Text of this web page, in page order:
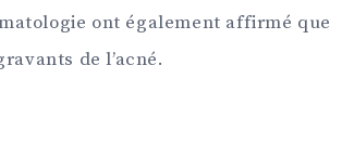
ont également affirmé que
de l’acné.